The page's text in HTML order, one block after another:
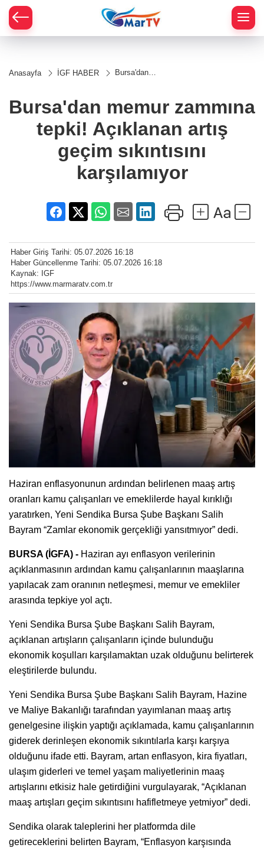
Anasayfa İGF HABER
Bursa'dan
Açıklanan
sıkıntısını
karşılamıyor
Bursa'dan memur zammına
tepki! Açıklanan artış
geçim sıkıntısını
karşılamıyor
Haber Giriş Tarihi: 05.07.2026 16:18
Haber Güncellenme Tarihi: 05.07.2026 16:18
Kaynak: IGF
https://www.marmaratv.com.tr
Haziran enflasyonunun ardından belirlenen maaş artış
oranları kamu çalışanları ve emeklilerde hayal kırıklığı
yaratırken, Yeni Sendika Bursa Şube Başkanı Salih
Bayram “Zamlar ekonomik gerçekliği yansıtmıyor” dedi.
BURSA (İGFA) - Haziran ayı enflasyon verilerinin
açıklanmasının ardından kamu çalışanlarının maaşlarına
yapılacak zam oranının netleşmesi, memur ve emekliler
arasında tepkiye yol açtı.
Yeni Sendika Bursa Şube Başkanı Salih Bayram,
açıklanan artışların çalışanların içinde bulunduğu
ekonomik koşulları karşılamaktan uzak olduğunu belirterek
eleştirilerde bulundu.
Yeni Sendika Bursa Şube Başkanı Salih Bayram, Hazine
ve Maliye Bakanlığı tarafından yayımlanan maaş artış
genelgesine ilişkin yaptığı açıklamada, kamu çalışanlarının
giderek derinleşen ekonomik sıkıntılarla karşı karşıya
olduğunu ifade etti. Bayram, artan enflasyon, kira fiyatları,
ulaşım giderleri ve temel yaşam maliyetlerinin maaş
artışlarını etkisiz hale getirdiğini vurgulayarak, “Açıklanan
maaş artışları geçim sıkıntısını hafifletmeye yetmiyor” dedi.
Sendika olarak taleplerini her platformda dile
getireceklerini belirten Bayram, “Enflasyon karşısında